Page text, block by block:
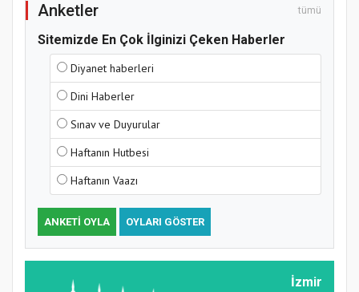
Anketler tümü
Sitemizde En Çok İlginizi Çeken Haberler
Diyanet haberleri
Dini Haberler
Sınav ve Duyurular
Haftanın Hutbesi
Haftanın Vaazı
ANKETI OYLA OYLARI GÖSTER
İzmir